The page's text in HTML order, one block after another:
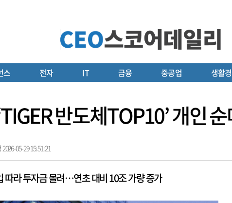
스 전자 IT 금융 중공업 생활
반도체TOP10’ 개인
05-29 15:51:21
따라 투자금 몰려…연초 대비 10조 가량 증가